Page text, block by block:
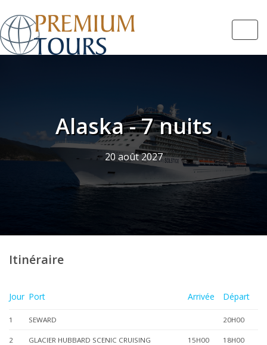
Alaska - 7 nuits
20 août 2027
Itinéraire
Jour Port Arrivée Départ
1 SEWARD 20H00
2 GLACIER HUBBARD SCENIC CRUISING 15H00 18H00